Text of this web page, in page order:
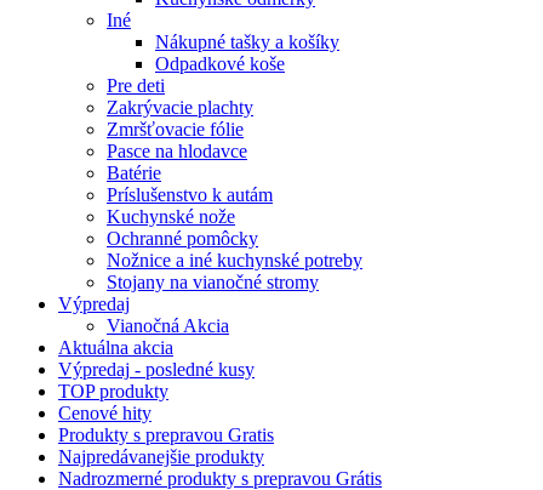
Iné
Nákupné tašky a košíky
Odpadkové koše
Pre deti
Zakrývacie plachty
Zmršťovacie fólie
Pasce na hlodavce
Batérie
Príslušenstvo k autám
Kuchynské nože
Ochranné pomôcky
Nožnice a iné kuchynské potreby
Stojany na vianočné stromy
Výpredaj
Vianočná Akcia
Aktuálna akcia
Výpredaj - posledné kusy
TOPprodukty
Cenové hity
Produkty s prepravou Gratis
Najpredávanejšie produkty
Nadrozmerné produkty s prepravou Grátis